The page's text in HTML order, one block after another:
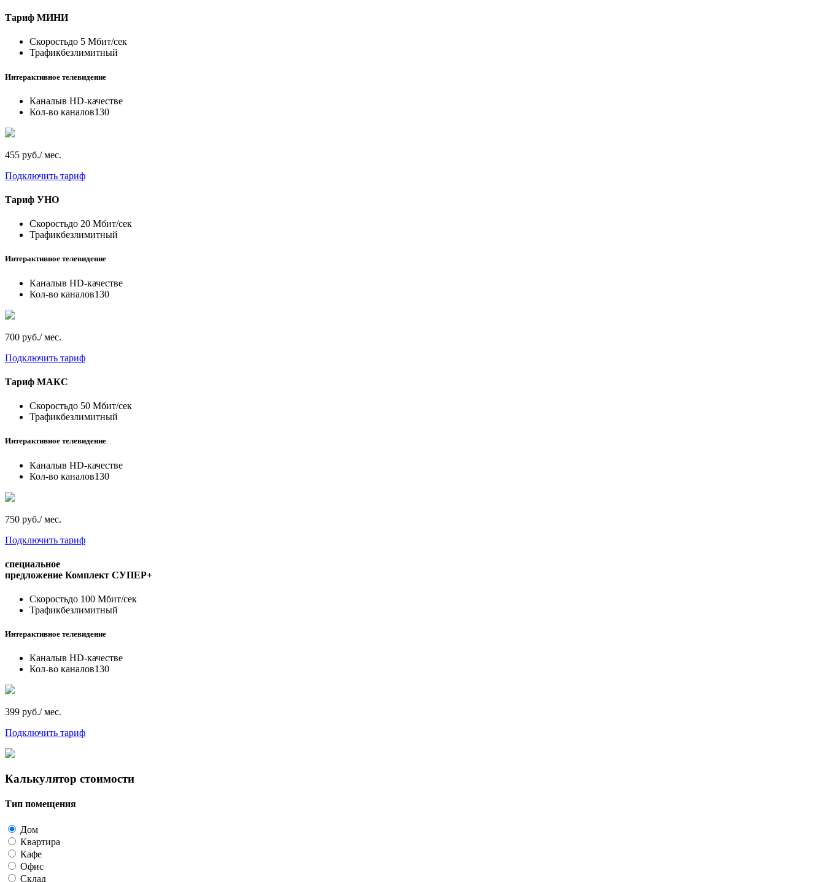
Тариф МИНИ
Скоростьдо 5 Мбит/сек
Трафикбезлимитный
Интерактивное телевидение
Каналыв HD-качестве
Кол-во каналов130
455 руб./ мес.
Подключить тариф
Тариф УНО
Скоростьдо 20 Мбит/сек
Трафикбезлимитный
Интерактивное телевидение
Каналыв HD-качестве
Кол-во каналов130
700 руб./ мес.
Подключить тариф
Тариф МАКС
Скоростьдо 50 Мбит/сек
Трафикбезлимитный
Интерактивное телевидение
Каналыв HD-качестве
Кол-во каналов130
750 руб./ мес.
Подключить тариф
специальное
предложение Комплект СУПЕР+
Скоростьдо 100 Мбит/сек
Трафикбезлимитный
Интерактивное телевидение
Каналыв HD-качестве
Кол-во каналов130
399 руб./ мес.
Подключить тариф
Калькулятор стоимости
Тип помещения
Дом
Квартира
Кафе
Офис
Склад